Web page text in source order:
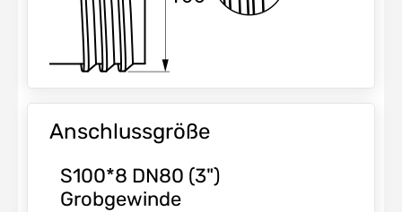
Anschlussgröße
S100*8 DN80 (3")
Grobgewinde